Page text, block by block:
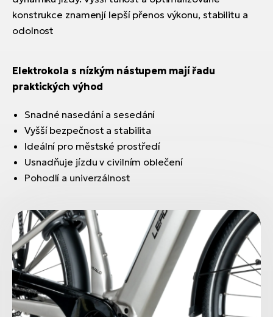
konstrukce znamenjí lepší přenos výkonu, stabilitu a
odolnost
Elektrokola s nízkým nástupem mají řadu
praktických výhod
Snadné nasedání a sesedání
Vyšší bezpečnost a stabilita
Ideální pro městské prostředí
Usnadňuje jízdu v civilním oblečení
Pohodlí a univerzálnost